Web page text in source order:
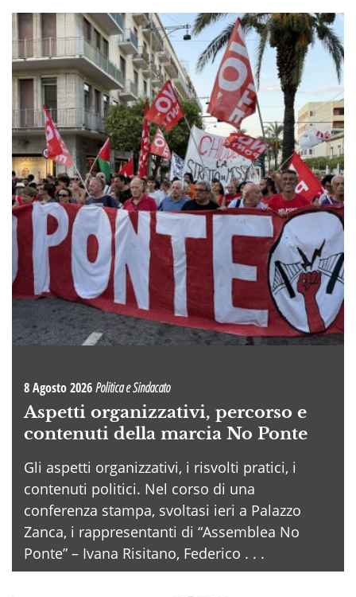
8 Agosto 2026Politica e Sindacato
Aspetti organizzativi, percorso e
contenuti della marcia No Ponte
Gli aspetti organizzativi, i risvolti pratici, i
contenuti politici. Nel corso di una
conferenza stampa, svoltasi ieri a Palazzo
Zanca, i rappresentanti di “Assemblea No
Ponte” – Ivana Risitano, Federico . . .